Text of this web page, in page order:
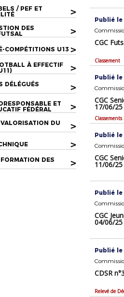
/ PEF ET
>
DES
>
COMPÉTITIONS U13 >
À EFFECTIF
>
DÉLÉGUÉS
>
ET
FÉDÉRAL
>
DU
>
>
DES
>
Publié le
CGC
Classement
Publié le
CGC
17/06/25
Publié le
CGC
11/06/25
Publié le
CGC
04/06/25
Publié le
CDSR
Relevé de